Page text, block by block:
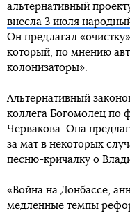
альтернативный
внесла 3 июля
Он предлагал
который, по мнению
колонизаторы».
Альтернативный
коллега Богомолец по
Червакова. Она
за мат в некоторых
песню-кричалку о
«Война на Донбассе,
медленные темпы